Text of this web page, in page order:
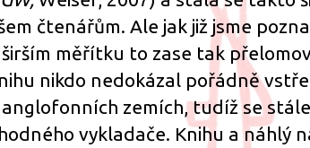
čtenářům. Ale jak již jsme
měřítku to zase tak
nikdo nedokázal pořádně
zemích, tudíž se
vykladače. Knihu a náhlý